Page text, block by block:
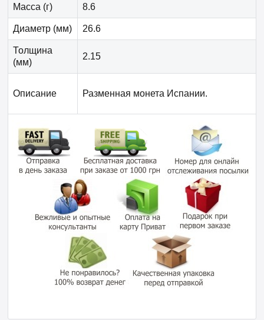
Масса (г) 8.6
Диаметр (мм) 26.6
Толщина
(мм)
2.15
Описание Разменная монета Испании.